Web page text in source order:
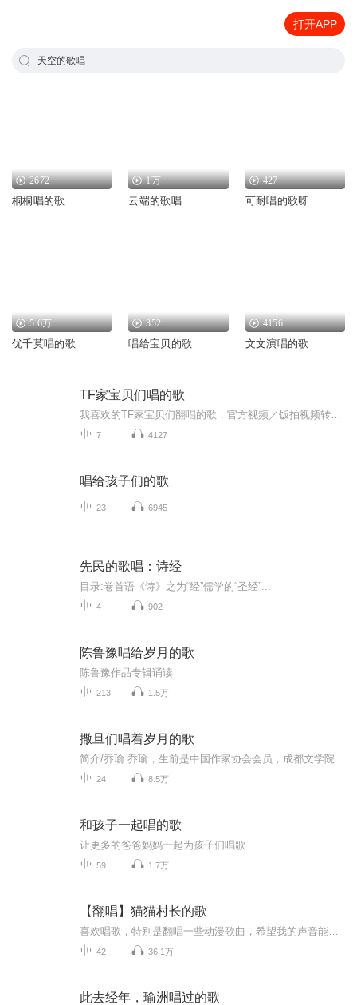
打开APP
天空的歌唱
2672
桐桐唱的歌
1万
云端的歌唱
427
可耐唱的歌呀
5.6万
优千莫唱的歌
352
唱给宝贝的歌
4156
文文演唱的歌
TF家宝贝们唱的歌
7 4127
唱给孩子们的歌
23 6945
先民的歌唱：诗经
目录:卷首语《诗》之为“经”儒学的“圣经”...
4 902
陈鲁豫唱给岁月的歌
陈鲁豫作品专辑诵读
213 1.5万
撒旦们唱着岁月的歌
24 8.5万
和孩子一起唱的歌
让更多的爸爸妈妈一起为孩子们唱歌
59 1.7万
【翻唱】猫猫村长的歌
42 36.1万
此去经年，瑜洲唱过的歌